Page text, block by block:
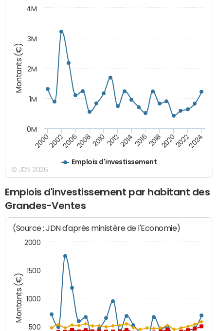
Montants (€)
Emplois d'investissement
20002002200620082010 2012201420162018202020222024
0M
1M
2M
3M
4M
© JDN 2026
Emplois d'investissement par habitant des
Grandes-Ventes
Montants (€)
(Source : JDN d'après ministère de l'Economie)
500
1000
1500
2000